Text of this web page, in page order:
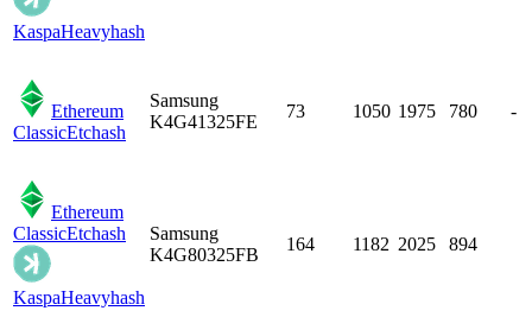
KaspaHeavyhash
Ethereum
ClassicEtchash
Samsung
K4G41325FE
73 1050 1975 780 -
Ethereum
ClassicEtchash
KaspaHeavyhash
Samsung
K4G80325FB
164 1182 2025 894